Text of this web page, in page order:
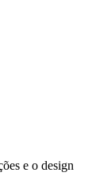
e o design